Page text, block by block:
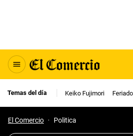
Temas del día Keiko Fujimori
El Comercio · Politica